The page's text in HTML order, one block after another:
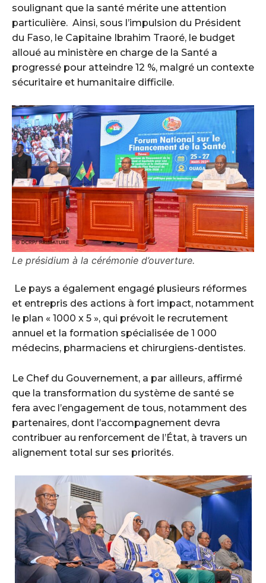
soulignant que la santé mérite une attention
particulière. ‎ ‎Ainsi, sous l’impulsion du Président
du Faso, le Capitaine Ibrahim Traoré, le budget
alloué au ministère en charge de la Santé a
progressé pour atteindre 12 %, malgré un contexte
sécuritaire et humanitaire difficile.
Le présidium à la cérémonie d’ouverture.
‎ ‎Le pays a également engagé plusieurs réformes
et entrepris des actions à fort impact, notamment
le plan « 1000 x 5 », qui prévoit le recrutement
annuel et la formation spécialisée de 1 000
médecins, pharmaciens et chirurgiens-dentistes. ‎
‎Le Chef du Gouvernement, a par ailleurs, affirmé
que la transformation du système de santé se
fera avec l’engagement de tous, notamment des
partenaires, dont l’accompagnement devra
contribuer au renforcement de l’État, à travers un
alignement total sur ses priorités. ‎